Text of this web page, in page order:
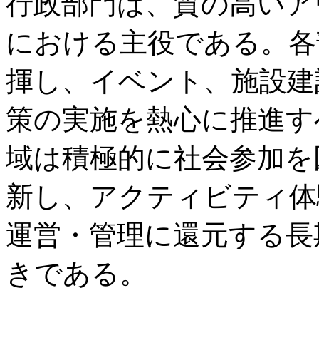
における主役である。
揮し、イベント、施設
策の実施を熱心に推進
域は積極的に社会参加
新し、アクティビティ
運営・管理に還元する
きである。